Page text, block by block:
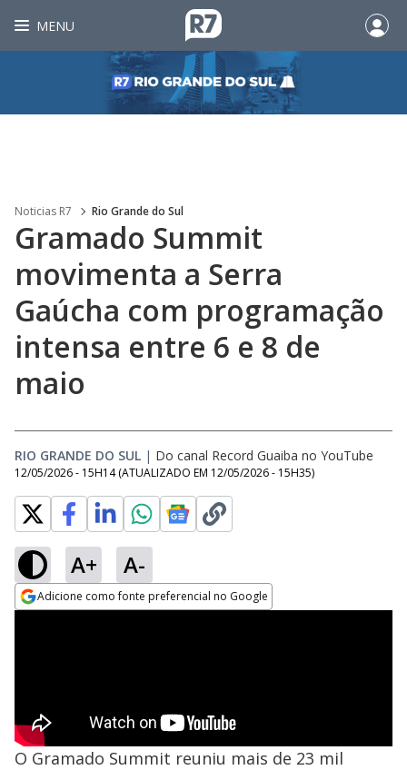
MENU
Noticias R7 Rio Grande do Sul
Gramado Summit
movimenta a Serra
Gaúcha com programação
intensa entre 6 e 8 de
maio
RIO GRANDE DO SUL | Do canal Record Guaiba no YouTube
12/05/2026 - 15H14 (ATUALIZADO EM 12/05/2026 - 15H35)
A+ A-
Adicione como fonte preferencial no Google
O Gramado Summit reuniu mais de 23 mil